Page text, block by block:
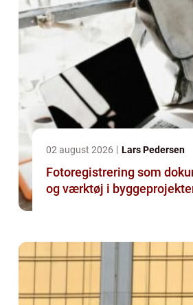
02 august 2026 Lars Pedersen
Fotoregistrering som
og værktøj i